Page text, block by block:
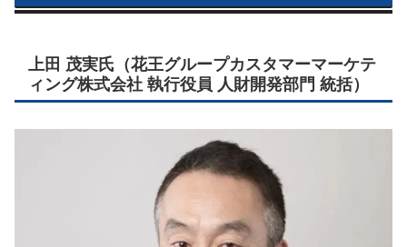
上田 茂実氏（花王グループカスタマーマーケテ
ィング株式会社 執行役員 人財開発部門 統括）